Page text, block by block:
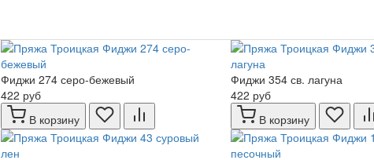
Фиджи 274 серо-бежевый
422 руб
В корзину
Фиджи 354 св. лагуна
422 руб
В корзину